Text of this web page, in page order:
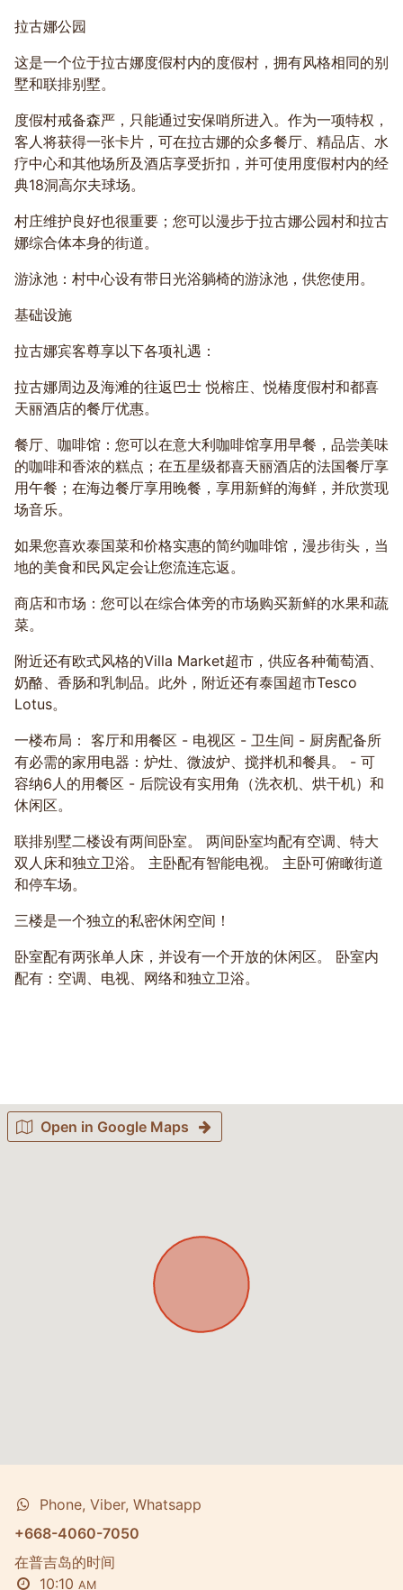
拉古娜公园
这是一个位于拉古娜度假村内的度假村，拥有风格相同的别
墅和联排别墅。
度假村戒备森严，只能通过安保哨所进入。作为一项特权，
客人将获得一张卡片，可在拉古娜的众多餐厅、精品店、水
疗中心和其他场所及酒店享受折扣，并可使用度假村内的经
典18洞高尔夫球场。
村庄维护良好也很重要；您可以漫步于拉古娜公园村和拉古
娜综合体本身的街道。
游泳池：村中心设有带日光浴躺椅的游泳池，供您使用。
基础设施
拉古娜宾客尊享以下各项礼遇：
拉古娜周边及海滩的往返巴士 悦榕庄、悦椿度假村和都喜
天丽酒店的餐厅优惠。
餐厅、咖啡馆：您可以在意大利咖啡馆享用早餐，品尝美味
的咖啡和香浓的糕点；在五星级都喜天丽酒店的法国餐厅享
用午餐；在海边餐厅享用晚餐，享用新鲜的海鲜，并欣赏现
场音乐。
如果您喜欢泰国菜和价格实惠的简约咖啡馆，漫步街头，当
地的美食和民风定会让您流连忘返。
商店和市场：您可以在综合体旁的市场购买新鲜的水果和蔬
菜。
附近还有欧式风格的Villa Market超市，供应各种葡萄酒、
奶酪、香肠和乳制品。此外，附近还有泰国超市Tesco
Lotus。
一楼布局： 客厅和用餐区 - 电视区 - 卫生间 - 厨房配备所
有必需的家用电器：炉灶、微波炉、搅拌机和餐具。 - 可
容纳6人的用餐区 - 后院设有实用角（洗衣机、烘干机）和
休闲区。
联排别墅二楼设有两间卧室。 两间卧室均配有空调、特大
双人床和独立卫浴。 主卧配有智能电视。 主卧可俯瞰街道
和停车场。
三楼是一个独立的私密休闲空间！
卧室配有两张单人床，并设有一个开放的休闲区。 卧室内
配有：空调、电视、网络和独立卫浴。
Open in Google Maps
Phone, Viber, Whatsapp
+668-4060-7050
在普吉岛的时间
10:10 AM